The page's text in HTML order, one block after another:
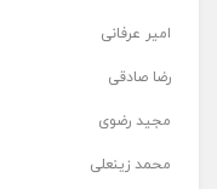
امیر عرفانی
رضا صادقی
مجید رضوی
محمد زینعلی